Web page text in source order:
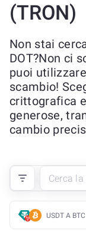
(TRON)
Non stai
DOT?Non ci
puoi
scambio!
crittografica
generose,
cambio
USDT A BTC